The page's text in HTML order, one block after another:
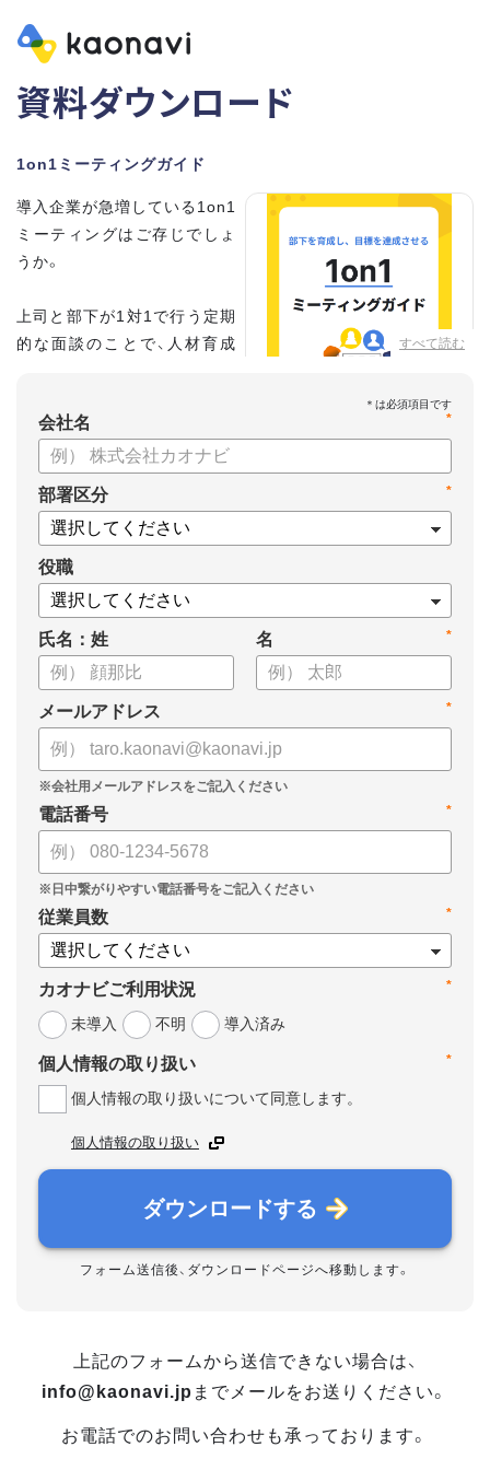
資料ダウンロード
1on1ミーティングガイド
すべて読む
導入企業が急増している1on1
ミーティングはご存じでしょ
うか。
上司と部下が1対1で行う定期
的な面談のことで、人材育成
こちらの資料では、
・1on1とは何か？
・1on1の基本的なやり方
・ 1on1 の基本アジェンダと質問例
についてまとめましたので、ぜひお役立てください。
*
会社名
*
部署区分
役職
氏名：姓 *
名
*
メールアドレス
*
電話番号
*
従業員数
*
カオナビご利用状況
未導入
不明 導入済み
*
個人情報の取り扱い
個人情報の取り扱いについて同意します。
個人情報の取り扱い
ダウンロードする
フォーム送信後、ダウンロードページへ移動します。
上記のフォームから送信できない場合は、
info@kaonavi.jp までメールをお送りください。
お電話でのお問い合わせも承っております。